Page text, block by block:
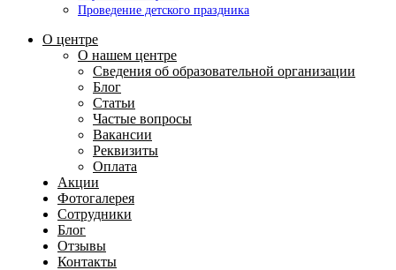
Проведение детского праздника
О центре
О нашем центре
Сведения об образовательной организации
Блог
Статьи
Частые вопросы
Вакансии
Реквизиты
Оплата
Акции
Фотогалерея
Сотрудники
Блог
Отзывы
Контакты